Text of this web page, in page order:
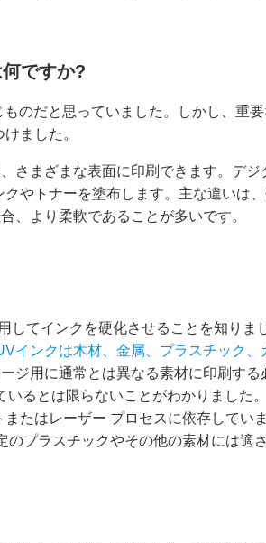
ですか?
のだと思っていました。しかし、重要
ました。
さまざまな表面に印刷できます。デジ
やトナーを塗布します。主な違いは
、より柔軟であることが多いです。
してインクを硬化させることを知りま
インクは木材、金属、プラスチック、
ジ用に通常とは異なる素材に印刷する
るとは限らないことがわかりました
たはレーザー プロセスに依存してい
プラスチックやその他の素材には適